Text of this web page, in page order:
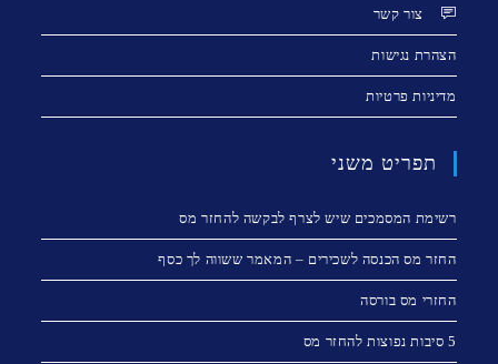
צור קשר
הצהרת נגישות
מדיניות פרטיות
תפריט משני
רשימת המסמכים שיש לצרף לבקשה להחזר מס
החזר מס הכנסה לשכירים – המאמר ששווה לך כסף
החזרי מס בורסה
5 סיבות נפוצות להחזר מס